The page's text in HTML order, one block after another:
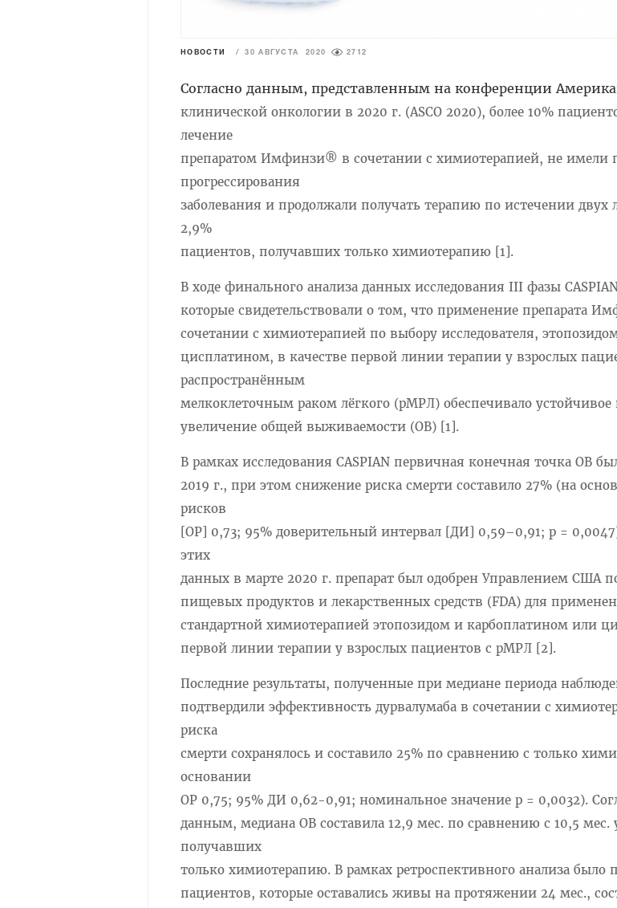
НОВОСТИ / 30 АВГУСТА 2020 2712
Согласно данным, представленным на конференции
клинической онкологии в 2020 г. (ASCO 2020), более 10%
лечение
препаратом Имфинзи® в сочетании с химиотерапией, не имели
прогрессирования
заболевания и продолжали получать терапию по истечении двух
2,9%
пациентов, получавших только химиотерапию [1].
В ходе финального анализа данных исследования III фазы
которые свидетельствовали о том, что применение препарата
сочетании с химиотерапией по выбору исследователя,
цисплатином, в качестве первой линии терапии у взрослых
распространённым
мелкоклеточным раком лёгкого (рМРЛ) обеспечивало
увеличение общей выживаемости (ОВ) [1].
В рамках исследования CASPIAN первичная конечная точка ОВ
2019 г., при этом снижение риска смерти составило 27% (на
рисков
[ОР] 0,73; 95% доверительный интервал [ДИ] 0,59–0,91; p =
этих
данных в марте 2020 г. препарат был одобрен Управлением США
пищевых продуктов и лекарственных средств (FDA) для
стандартной химиотерапией этопозидом и карбоплатином или
первой линии терапии у взрослых пациентов с рМРЛ [2].
Последние результаты, полученные при медиане периода
подтвердили эффективность дурвалумаба в сочетании с
риска
смерти сохранялось и составило 25% по сравнению с только
основании
ОР 0,75; 95% ДИ 0,62-0,91; номинальное значение p = 0,0032).
данным, медиана ОВ составила 12,9 мес. по сравнению с 10,5 мес.
получавших
только химиотерапию. В рамках ретроспективного анализа было
пациентов, которые оставались живы на протяжении 24 мес.,